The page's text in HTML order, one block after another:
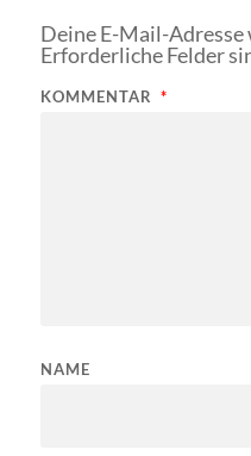
Deine E-Mail-
Erforderliche Felder
KOMMENTAR *
NAME